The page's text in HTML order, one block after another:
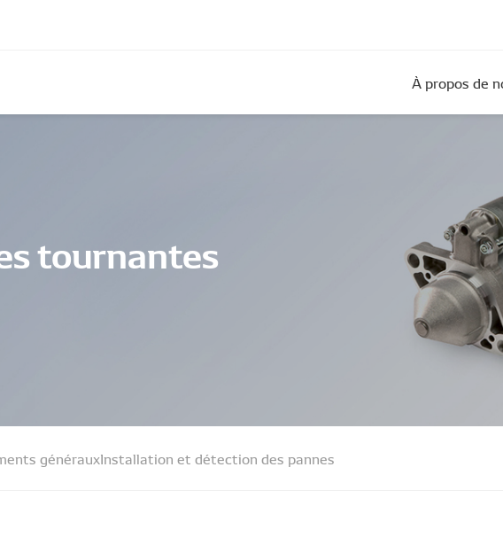
À propos de
tournantes
générauxInstallation et détection des pannes